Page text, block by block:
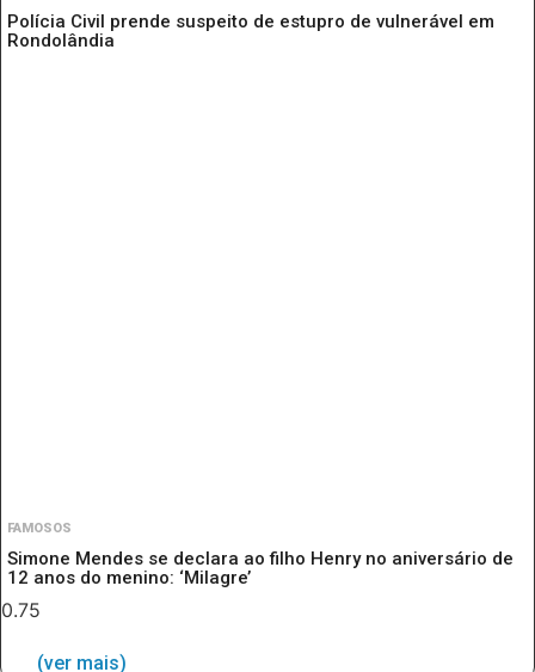
Polícia Civil prende suspeito de estupro de vulnerável em
Rondolândia
FAMOSOS
Simone Mendes se declara ao filho Henry no aniversário de
12 anos do menino: ‘Milagre’
(ver mais)